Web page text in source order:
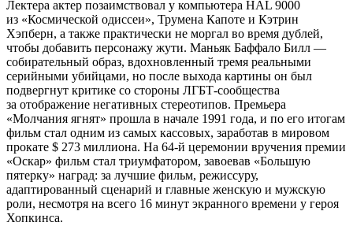
Лектера актер позаимствовал у компьютера HAL 9000
из «Космической одиссеи», Трумена Капоте и Кэтрин
Хэпберн, а также практически не моргал во время дублей,
чтобы добавить персонажу жути. Маньяк Баффало Билл —
собирательный образ, вдохновленный тремя реальными
серийными убийцами, но после выхода картины он был
подвергнут критике со стороны ЛГБТ-сообщества
за отображение негативных стереотипов. Премьера
«Молчания ягнят» прошла в начале 1991 года, и по его итогам
фильм стал одним из самых кассовых, заработав в мировом
прокате $ 273 миллиона. На 64-й церемонии вручения премии
«Оскар» фильм стал триумфатором, завоевав «Большую
пятерку» наград: за лучшие фильм, режиссуру,
адаптированный сценарий и главные женскую и мужскую
роли, несмотря на всего 16 минут экранного времени у героя
Хопкинса.